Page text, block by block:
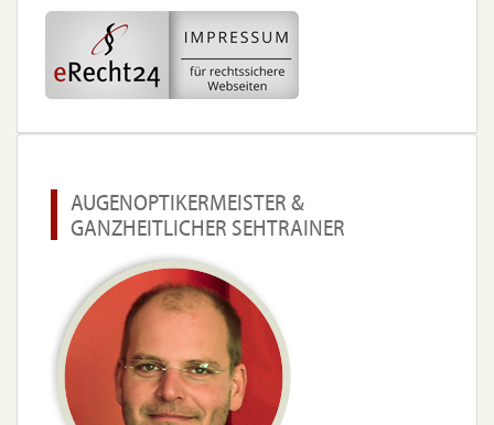
AUGENOPTIKERMEISTER &
GANZHEITLICHER SEHTRAINER